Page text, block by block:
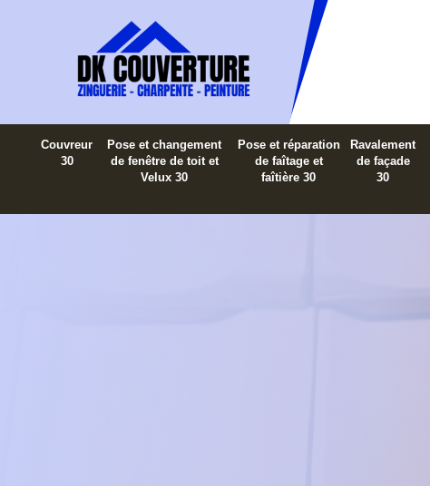
Couvreur
30
Pose et changement
de fenêtre de toit et
Velux 30
Pose et réparation
de faîtage et
faîtière 30
Ravalement
de façade
30